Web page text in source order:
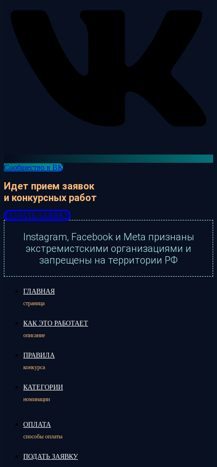
Сообщество в ВК
Идет прием заявок
и конкурсных работ
ПОДАТЬ ЗАЯВКУ
Instagram, Facebook и Meta признаны
экстремистскими организациями и
запрещены на территории РФ
ГЛАВНАЯ
страница
КАК ЭТО РАБОТАЕТ
описание
ПРАВИЛА
конкурса
КАТЕГОРИИ
номинации
ОПЛАТА
способы оплаты
ПОДАТЬ ЗАЯВКУ